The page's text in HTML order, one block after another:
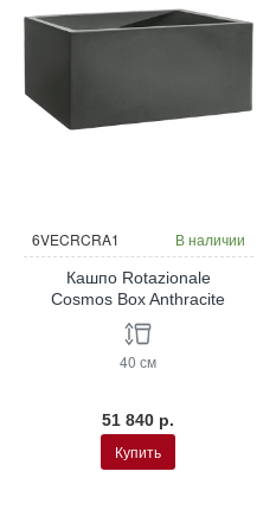
6VECRCRA1 В наличии
Кашпо Rotazionale
Cosmos Box Anthracite
40 см
51 840 р.
Купить